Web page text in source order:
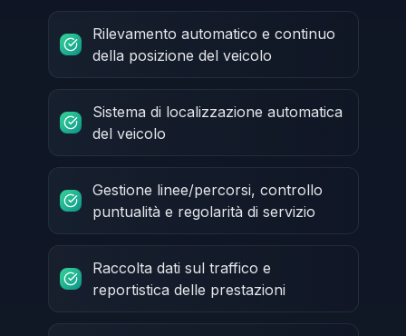
Rilevamento automatico e continuo
della posizione del veicolo
Sistema di localizzazione automatica
del veicolo
Gestione linee/percorsi, controllo
puntualità e regolarità di servizio
Raccolta dati sul traffico e
reportistica delle prestazioni